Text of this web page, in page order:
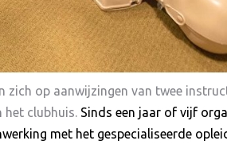
zich op aanwijzingen van twee
het clubhuis. Sinds een jaar of vijf
met het gespecialiseerde